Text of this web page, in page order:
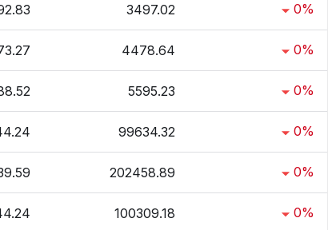
3497.02 0%
4478.64 0%
5595.23 0%
99634.32 0%
202458.89 0%
100309.18 0%